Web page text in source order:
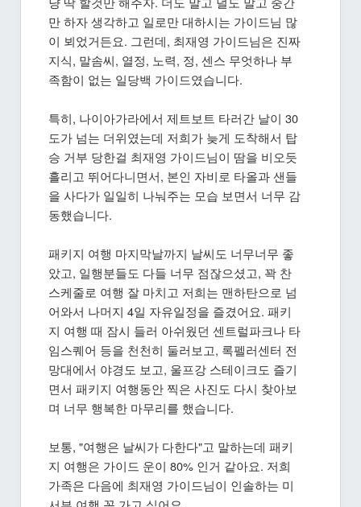
만 하자 생각하고 일로만 대하시는 가이드님 많
이 뵈었거든요. 그런데, 최재영 가이드님은 진짜
지식, 말솜씨, 열정, 노력, 정, 센스 무엇하나 부
족함이 없는 일당백 가이드였습니다.
특히, 나이아가라에서 제트보트 타러간 날이 30
도가 넘는 더위였는데 저희가 늦게 도착해서 탑
승 거부 당한걸 최재영 가이드님이 땀을 비오듯
흘리고 뛰어다니면서, 본인 자비로 타올과 샌들
을 사다가 일일히 나눠주는 모습 보면서 너무 감
동했습니다.
패키지 여행 마지막날까지 날씨도 너무너무 좋
았고, 일행분들도 다들 너무 점잖으셨고, 꽉 찬
스케줄로 여행 잘 마치고 저희는 맨하탄으로 넘
어와서 나머지 4일 자유일정을 즐겼어요. 패키
지 여행 때 잠시 들러 아쉬웠던 센트럴파크나 타
임스퀘어 등을 천천히 둘러보고, 록펠러센터 전
망대에서 야경도 보고, 울프강 스테이크도 즐기
면서 패키지 여행동안 찍은 사진도 다시 찾아보
며 너무 행복한 마무리를 했습니다.
보통, "여행은 날씨가 다한다"고 말하는데 패키
지 여행은 가이드 운이 80% 인거 같아요. 저희
가족은 다음에 최재영 가이드님이 인솔하는 미